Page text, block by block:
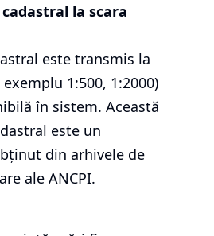
la scara
este transmis la
1:500, 1:2000)
în sistem. Această
este un
din arhivele de
ale ANCPI.